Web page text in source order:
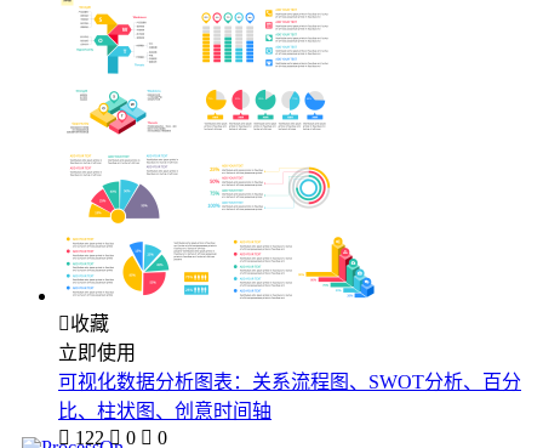
收藏
立即使用
可视化数据分析图表：关系流程图、SWOT分析、百分
比、柱状图、创意时间轴
 122  0  0